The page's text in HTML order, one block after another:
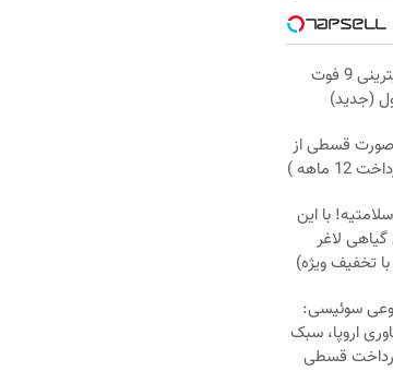
یخچال ویترینی 9 فوت
(جدید)
صورت قسطی از
ماهه )
با این
لاغر
تخفیف ویژه)
سوئیسی:
اروپا، سبک
قسطی